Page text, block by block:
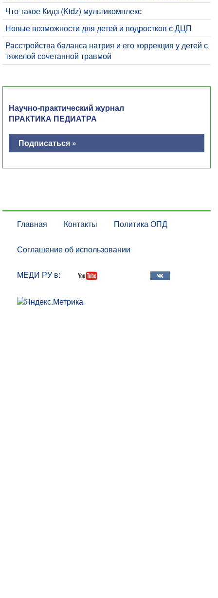
Что такое Кидз (Kidz) мультикомплекс
​Новые возможности для детей и подростков с ДЦП
Расстройства баланса натрия и его коррекция у детей с
тяжелой сочетанной травмой
Научно-практический журнал
ПРАКТИКА ПЕДИАТРА
Подписаться »
Главная Контакты Политика ОПД
Соглашение об использовании
МЕДИ РУ в: